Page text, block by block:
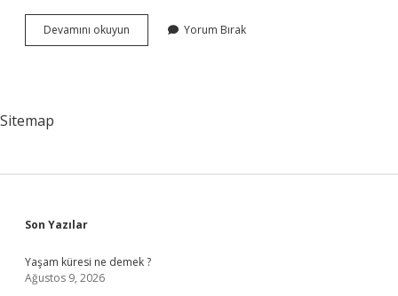
Devamını okuyun
Nasıl
Yorum Bırak
Sitemap
Sidebar
Son Yazılar
Yaşam küresi ne demek ?
Ağustos 9, 2026